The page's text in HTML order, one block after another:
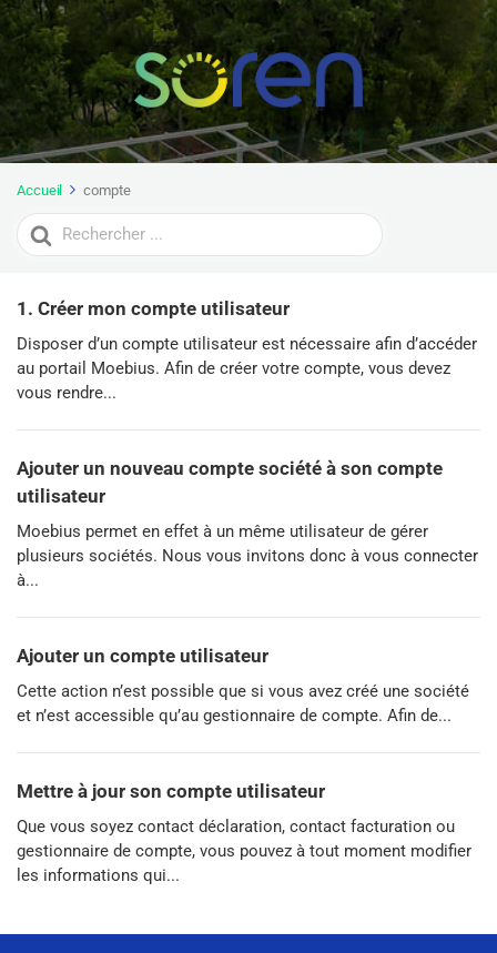
Accueil compte
Search
For
1. Créer mon compte utilisateur
Disposer d’un compte utilisateur est nécessaire afin d’accéder
au portail Moebius. Afin de créer votre compte, vous devez
vous rendre...
Ajouter un nouveau compte société à son compte
utilisateur
Moebius permet en effet à un même utilisateur de gérer
plusieurs sociétés. Nous vous invitons donc à vous connecter
à...
Ajouter un compte utilisateur
Cette action n’est possible que si vous avez créé une société
et n’est accessible qu’au gestionnaire de compte. Afin de...
Mettre à jour son compte utilisateur
Que vous soyez contact déclaration, contact facturation ou
gestionnaire de compte, vous pouvez à tout moment modifier
les informations qui...